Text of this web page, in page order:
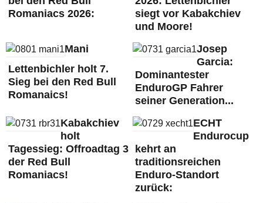
Romaniacs 2026:
siegt vor Kabakchiev
und Moore!
Mani
Lettenbichler holt 7.
Sieg bei den Red Bull
Romanaics!
Josep
Garcia:
Dominantester
EnduroGP Fahrer
seiner Generation...
Kabakchiev
holt
Tagessieg: Offroadtag 3
der Red Bull
Romaniacs!
ECHT
Endurocup
kehrt an
traditionsreichen
Enduro-Standort
zurück: